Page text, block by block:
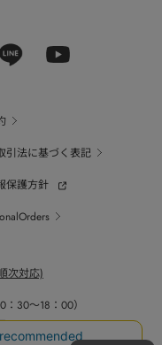
引法に基づく表記
保護方針
次対応)
30～18：00）